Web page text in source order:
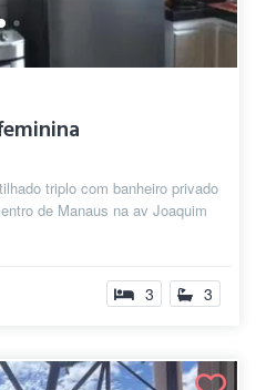
triplo com banheiro privado
de Manaus na av Joaquim
3 3